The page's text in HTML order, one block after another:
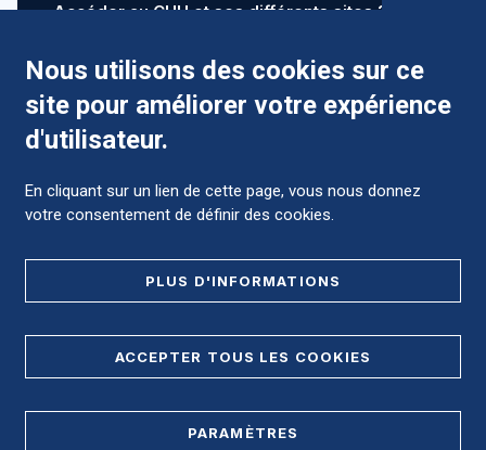
Accéder au CHU et ses différents sites ?
Comment préparer mon hospitalisation ?
PLAN DE SITE
Nous utilisons des cookies sur ce
site pour améliorer votre expérience
d'utilisateur.
En cliquant sur un lien de cette page, vous nous donnez
votre consentement de définir des cookies.
PLUS D'INFORMATIONS
ACCEPTER TOUS LES COOKIES
PARAMÈTRES